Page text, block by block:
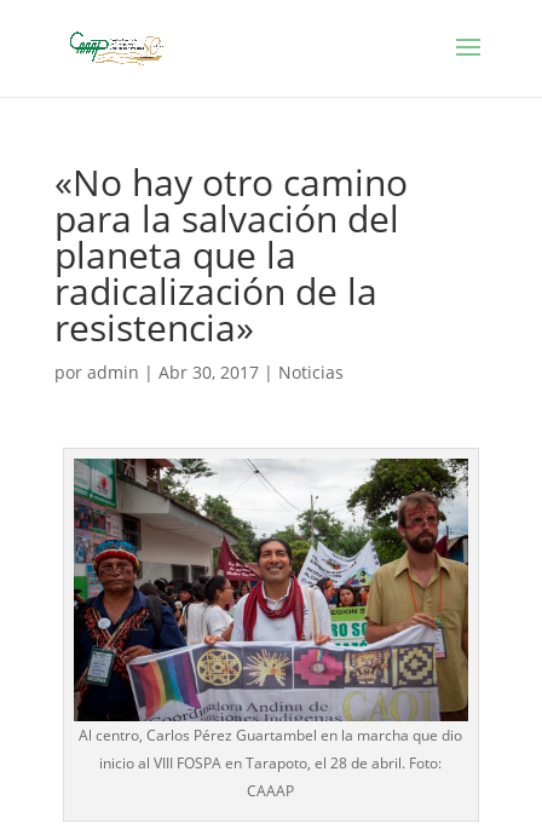
«No hay otro camino
para la salvación del
planeta que la
radicalización de la
resistencia»
por admin | Abr 30, 2017| Noticias
Al centro, Carlos Pérez Guartambel en la marcha que dio
inicio al VIII FOSPA en Tarapoto, el 28 de abril. Foto:
CAAAP